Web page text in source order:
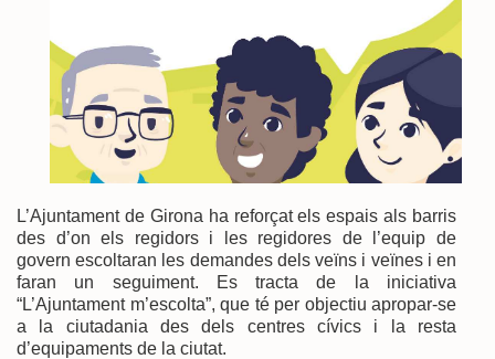
L’Ajuntament de Girona ha reforçat els espais als barris
des d’on els regidors i les regidores de l’equip de
govern escoltaran les demandes dels veïns i veïnes i en
faran un seguiment. Es tracta de la iniciativa
“L’Ajuntament m’escolta”, que té per objectiu apropar-se
a la ciutadania des dels centres cívics i la resta
d’equipaments de la ciutat.